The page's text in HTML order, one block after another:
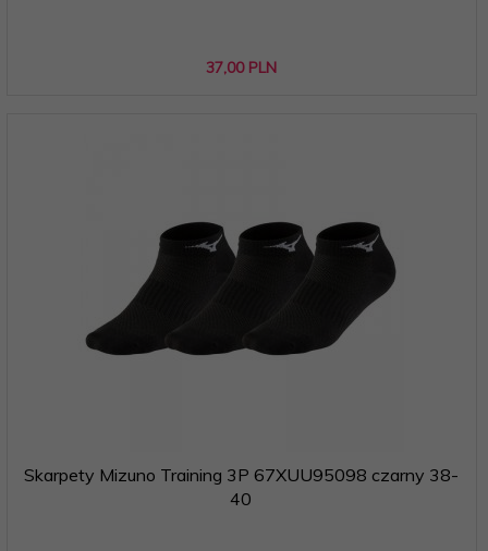
37,00 PLN
Skarpety Mizuno Training 3P 67XUU95098 czarny 38-
40